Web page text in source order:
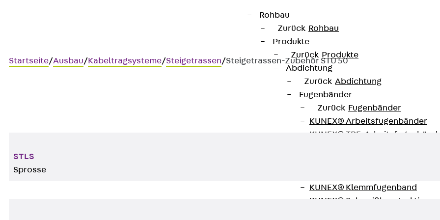
Rohbau
Zurück Rohbau
Produkte
Zurück Produkte
Abdichtung
Zurück Abdichtung
Fugenbänder
Zurück Fugenbänder
KUNEX® Arbeitsfugenbänder
KUNEX® TPE-
KUNEX® Klemmfugenband
KUNEX® Schweißkonstruktionen
Startseite/Ausbau/Kabeltragsysteme/Steigetrassen/Steigetrassen-Zubehör STU 50
STLS
Sprosse